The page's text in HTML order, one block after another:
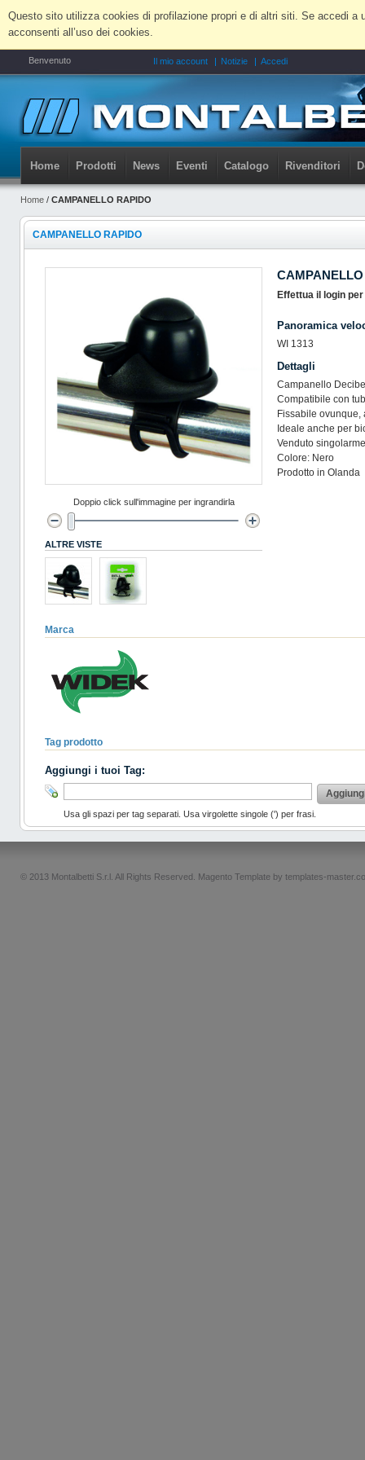
Questo sito utilizza cookies di profilazione propri e di altri siti. Se accedi a
acconsenti all’uso dei cookies.
Benvenuto Il mio account Notizie Accedi
Home Prodotti News Eventi Catalogo Rivenditori
Home / CAMPANELLO RAPIDO
CAMPANELLO RAPIDO
Effettua il login
Panoramica
WI 1313
Dettagli
Campanello
Compatibile con
Fissabile ovunque,
Ideale anche per
Venduto
Colore: Nero
Prodotto in Olanda
Doppio click sull'immagine per ingrandirla
ALTRE VISTE
Marca
Tag prodotto
Aggiungi i tuoi Tag:
Usa gli spazi per tag separati. Usa virgolette singole (') per frasi.
© 2013 Montalbetti S.r.l. All Rights Reserved. Magento Template by templates-